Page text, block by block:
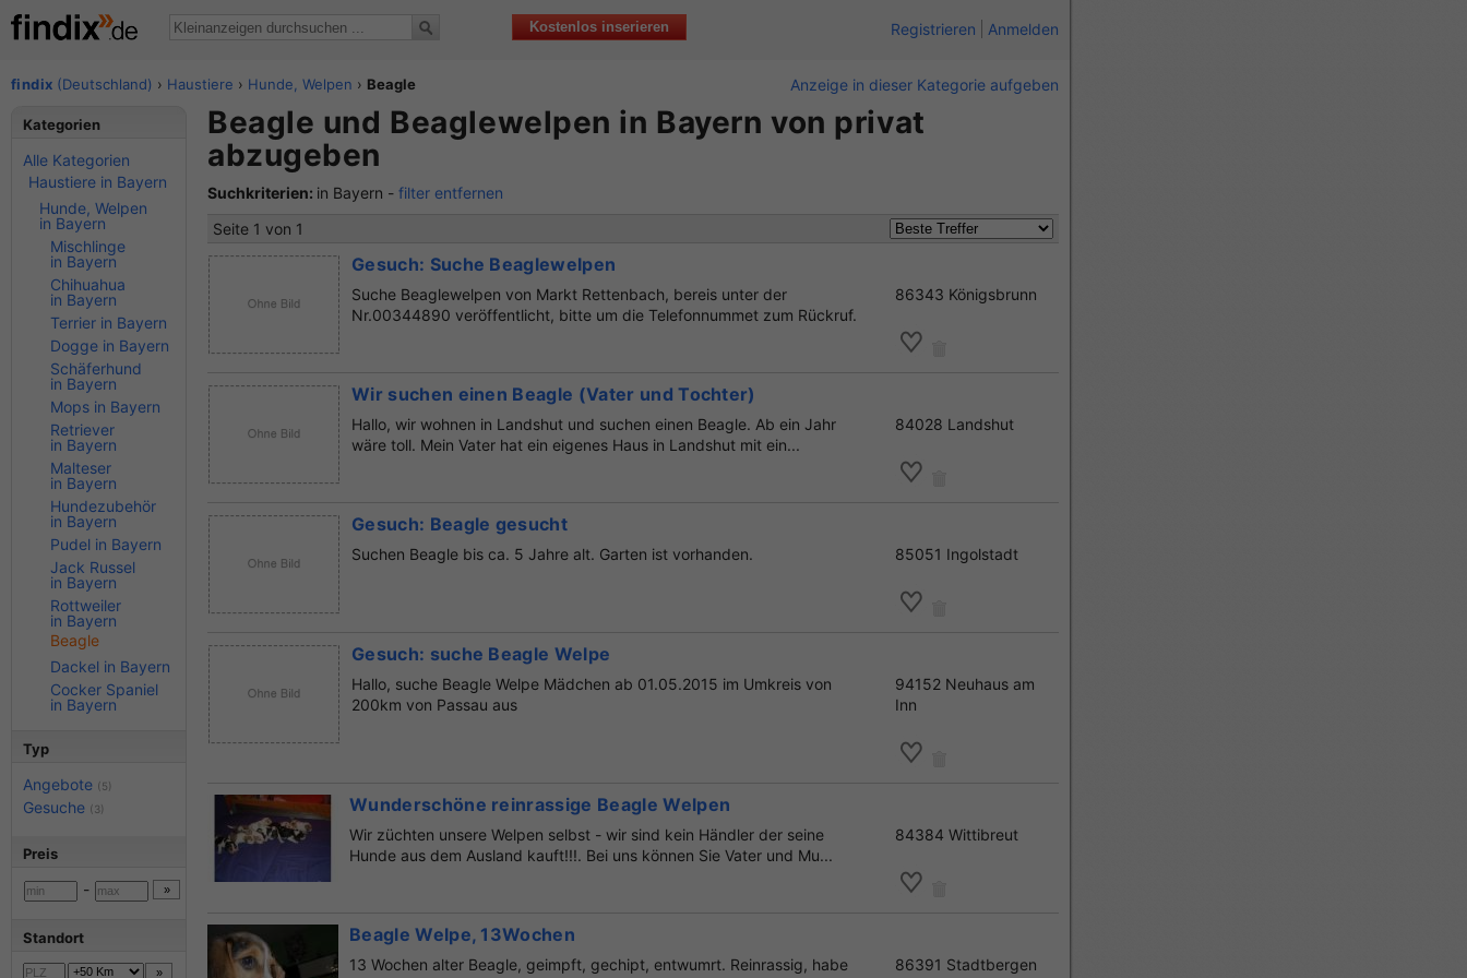
Kostenlos inserieren Registrieren Anmelden
findix (Deutschland) › Haustiere › Hunde, Welpen › Beagle Anzeige in dieser Kategorie aufgeben
Beagle und Beaglewelpen in Bayern von privat
abzugeben
Suchkriterien: in Bayern - filter entfernen
Seite 1 von 1
Gesuch: Suche Beaglewelpen
Suche Beaglewelpen von Markt Rettenbach, bereis unter der
Nr.00344890 veröffentlicht, bitte um die Telefonnummet zum Rückruf.
86343 Königsbrunn
Wir suchen einen Beagle (Vater und Tochter)
Hallo, wir wohnen in Landshut und suchen einen Beagle. Ab ein Jahr
wäre toll. Mein Vater hat ein eigenes Haus in Landshut mit ein...
84028 Landshut
Gesuch: Beagle gesucht
Suchen Beagle bis ca. 5 Jahre alt. Garten ist vorhanden. 85051 Ingolstadt
Gesuch: suche Beagle Welpe
Hallo, suche Beagle Welpe Mädchen ab 01.05.2015 im Umkreis von
200km von Passau aus
94152 Neuhaus am
Inn
Wunderschöne reinrassige Beagle Welpen
Wir züchten unsere Welpen selbst - wir sind kein Händler der seine
Hunde aus dem Ausland kauft!!!. Bei uns können Sie Vater und Mu...
84384 Wittibreut
Beagle Welpe, 13Wochen
13 Wochen alter Beagle, geimpft, gechipt, entwumrt. Reinrassig, habe
86391 Stadtbergen
Kategorien
Alle Kategorien
Haustiere in Bayern
Hunde, Welpen
in Bayern
Mischlinge
in Bayern
Chihuahua
in Bayern
Terrier in Bayern
Dogge in Bayern
Schäferhund
in Bayern
Mops in Bayern
Retriever
in Bayern
Malteser
in Bayern
Hundezubehör
in Bayern
Pudel in Bayern
Jack Russel
in Bayern
Rottweiler
in Bayern
Beagle
Dackel in Bayern
Cocker Spaniel
in Bayern
Typ
Angebote (5)
Gesuche (3)
Preis
-
Standort